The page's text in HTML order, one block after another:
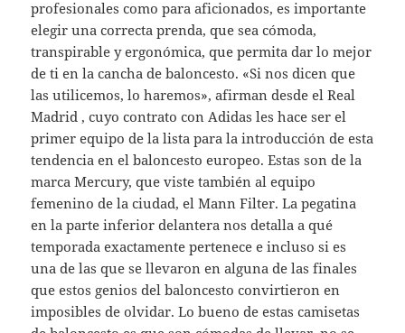
profesionales como para aficionados, es importante
elegir una correcta prenda, que sea cómoda,
transpirable y ergonómica, que permita dar lo mejor
de ti en la cancha de baloncesto. «Si nos dicen que
las utilicemos, lo haremos», afirman desde el Real
Madrid , cuyo contrato con Adidas les hace ser el
primer equipo de la lista para la introducción de esta
tendencia en el baloncesto europeo. Estas son de la
marca Mercury, que viste también al equipo
femenino de la ciudad, el Mann Filter. La pegatina
en la parte inferior delantera nos detalla a qué
temporada exactamente pertenece e incluso si es
una de las que se llevaron en alguna de las finales
que estos genios del baloncesto convirtieron en
imposibles de olvidar. Lo bueno de estas camisetas